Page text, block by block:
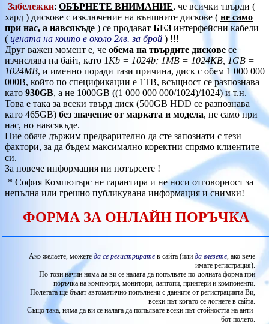
Забележки: ОБЪРНЕТЕ ВНИМАНИЕ, че всички твърди (
хард ) дискове с изключение на външните дискове ( не само
при нас, а навсякъде ) се продават БЕЗ интерфейсни кабели
( цената на които е около 2лв. за брой ) !!!
Друг важен момент е, че обема на твърдите дискове се
изчислява на байт, като 1 Kb = 1024b; 1MB = 1024KB, 1GB =
1024MB, и именно поради тази причина, диск с обем 1 000 000
000B, който по спецификации е 1TB, всъщност се разпознава
като 930GB, а не 1000GB ((1 000 000 000/1024)/1024) и т.н.
Това е така за всеки твърд диск (500GB HDD се разпознава
като 465GB) без значение от марката и модела, не само при
нас, но навсякъде.
Ние обаче държим предварително да сте запознати с тези
фактори, за да бъдем максимално коректни спрямо клиентите
си.
За повече информация ни потърсете !
* София Компютърс не гарантира и не носи отговорност за
непълна или грешно публикувана информация и снимки!
ФОРМА ЗА ОНЛАЙН ПОРЪЧКА
Ако желаете, можете да се регистрирате в сайта (или да влезете , ако вече
имате регистрация).
По този начин няма да ви се налага да попълвате по-долната форма при
поръчка на компютри, монитори, лаптопи, принтери и компоненти.
Полетата ще бъдат автоматично попълнени с данните от регистрацията Ви,
всеки път когато се логнете в сайта.
Също така, няма да ви се налага да попълвате всеки път стойността на анти-
бот полето.